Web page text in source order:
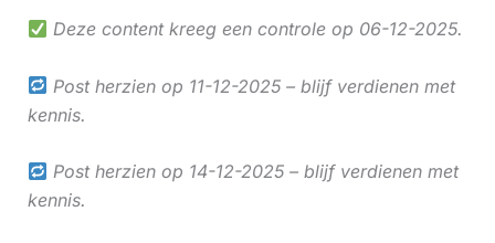
Deze content kreeg een controle op 06-12-2025.
Post herzien op 11-12-2025 – blijf verdienen met
kennis.
Post herzien op 14-12-2025 – blijf verdienen met
kennis.